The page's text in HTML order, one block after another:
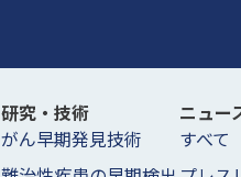
研究・技術
がん早期発見技術
ニュー
すべて